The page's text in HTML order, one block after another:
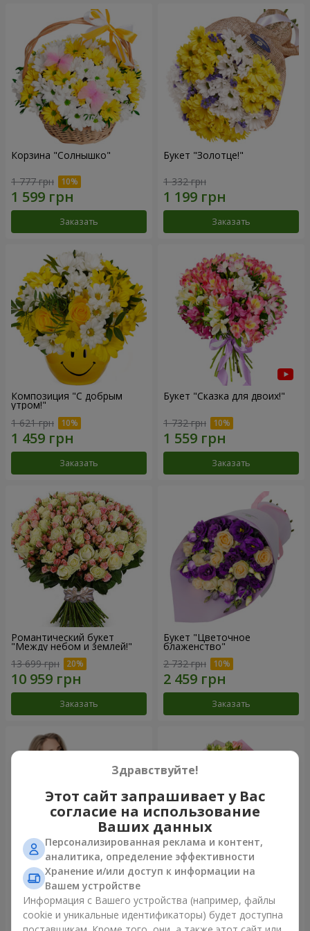
Корзина "Солнышко"
1 777 грн
Заказать
Букет "Золотце!"
1 332 грн
Заказать
Композиция "С добрым
утром!"
1 621 грн
Заказать
Букет "Сказка для двоих!"
1 732 грн
Заказать
Романтический букет
"Между небом и землей!"
13 699 грн
Заказать
Букет "Цветочное
блаженство"
2 732 грн
Заказать
Букет "Королеве сердца"
2 888 грн
Микс "Планета роз" из 51
6 469 грн
Здравствуйте!
Этот сайт запрашивает у Вас
согласие на использование
Ваших данных
Персонализированная реклама и контент,
аналитика, определение эффективности
Хранение и/или доступ к информации на
Вашем устройстве
Информация с Вашего устройства (например, файлы
cookie и уникальные идентификаторы) будет доступна